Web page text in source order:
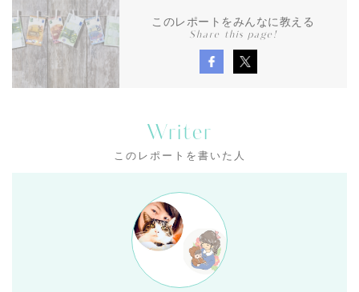
このレポートをみんなに教える
Share this page!
Writer
このレポートを書いた人